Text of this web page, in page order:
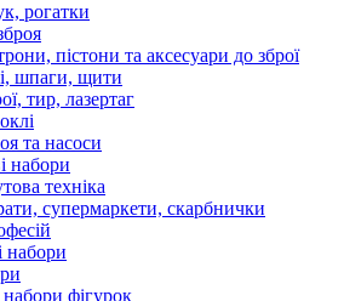
рогатки
пістони та аксесуари до зброї
шпаги, щити
тир, лазертаг
та насоси
набори
техніка
супермаркети, скарбнички
набори
фігурок